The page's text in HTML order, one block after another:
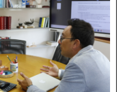
de las más
de la escuela
en Murcia
600 asistentes.
senior de